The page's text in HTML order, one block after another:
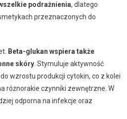
podrażnienia, dlatego
przeznaczonych do
Beta-glukan wspiera także
skóry. Stymuluje aktywność
wzrostu produkcji cytokin, co z kolei
różnorakie czynniki zewnętrzne. W
odporna na infekcje oraz